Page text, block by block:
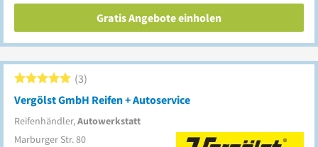
Gratis Angebote einholen
Vergölst GmbH Reifen + Autoservice
Reifenhändler,Autowerkstatt
3
Marburger Str. 80